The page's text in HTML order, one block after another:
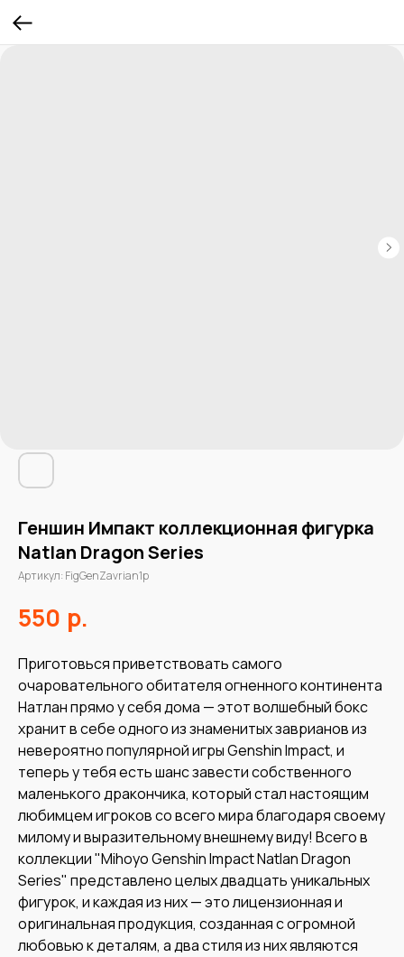
Геншин Импакт коллекционная фигурка
Natlan Dragon Series
Артикул: FigGenZavrian1p
550 р.
Приготовься приветствовать самого
очаровательного обитателя огненного континента
Натлан прямо у себя дома — этот волшебный бокс
хранит в себе одного из знаменитых заврианов из
невероятно популярной игры Genshin Impact, и
теперь у тебя есть шанс завести собственного
маленького дракончика, который стал настоящим
любимцем игроков со всего мира благодаря своему
милому и выразительному внешнему виду! Всего в
коллекции "Mihoyo Genshin Impact Natlan Dragon
Series" представлено целых двадцать уникальных
фигурок, и каждая из них — это лицензионная и
оригинальная продукция, созданная с огромной
любовью к деталям, а два стиля из них являются